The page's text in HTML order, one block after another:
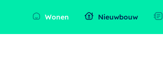
Wonen Nieuwbouw